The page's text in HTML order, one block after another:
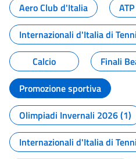
Aero Club d'Italia
Internazionali d'Italia di
Calcio
Finali
Promozione sportiva
Olimpiadi Invernali 2026 (1)
Internazionali d'Italia di